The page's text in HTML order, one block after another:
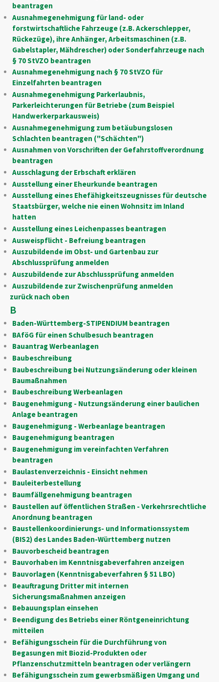
beantragen
Ausnahmegenehmigung für land- oder
forstwirtschaftliche Fahrzeuge (z.B. Ackerschlepper,
Rückezüge), ihre Anhänger, Arbeitsmaschinen (z.B.
Gabelstapler, Mähdrescher) oder Sonderfahrzeuge nach
§ 70 StVZO beantragen
Ausnahmegenehmigung nach § 70 StVZO für
Einzelfahrten beantragen
Ausnahmegenehmigung Parkerlaubnis,
Parkerleichterungen für Betriebe (zum Beispiel
Handwerkerparkausweis)
Ausnahmegenehmigung zum betäubungslosen
Schlachten beantragen ("Schächten")
Ausnahmen von Vorschriften der Gefahrstoffverordnung
beantragen
Ausschlagung der Erbschaft erklären
Ausstellung einer Eheurkunde beantragen
Ausstellung eines Ehefähigkeitszeugnisses für deutsche
Staatsbürger, welche nie einen Wohnsitz im Inland
hatten
Ausstellung eines Leichenpasses beantragen
Ausweispflicht - Befreiung beantragen
Auszubildende im Obst- und Gartenbau zur
Abschlussprüfung anmelden
Auszubildende zur Abschlussprüfung anmelden
Auszubildende zur Zwischenprüfung anmelden
zurück nach oben
B
Baden-Württemberg-STIPENDIUM beantragen
BAföG für einen Schulbesuch beantragen
Bauantrag Werbeanlagen
Baubeschreibung
Baubeschreibung bei Nutzungsänderung oder kleinen
Baumaßnahmen
Baubeschreibung Werbeanlagen
Baugenehmigung - Nutzungsänderung einer baulichen
Anlage beantragen
Baugenehmigung - Werbeanlage beantragen
Baugenehmigung beantragen
Baugenehmigung im vereinfachten Verfahren
beantragen
Baulastenverzeichnis - Einsicht nehmen
Bauleiterbestellung
Baumfällgenehmigung beantragen
Baustellen auf öffentlichen Straßen - Verkehrsrechtliche
Anordnung beantragen
Baustellenkoordinierungs- und Informationssystem
(BIS2) des Landes Baden-Württemberg nutzen
Bauvorbescheid beantragen
Bauvorhaben im Kenntnisgabeverfahren anzeigen
Bauvorlagen (Kenntnisgabeverfahren § 51 LBO)
Beauftragung Dritter mit internen
Sicherungsmaßnahmen anzeigen
Bebauungsplan einsehen
Beendigung des Betriebs einer Röntgeneinrichtung
mitteilen
Befähigungsschein für die Durchführung von
Begasungen mit Biozid-Produkten oder
Pflanzenschutzmitteln beantragen oder verlängern
Befähigungsschein zum gewerbsmäßigen Umgang und